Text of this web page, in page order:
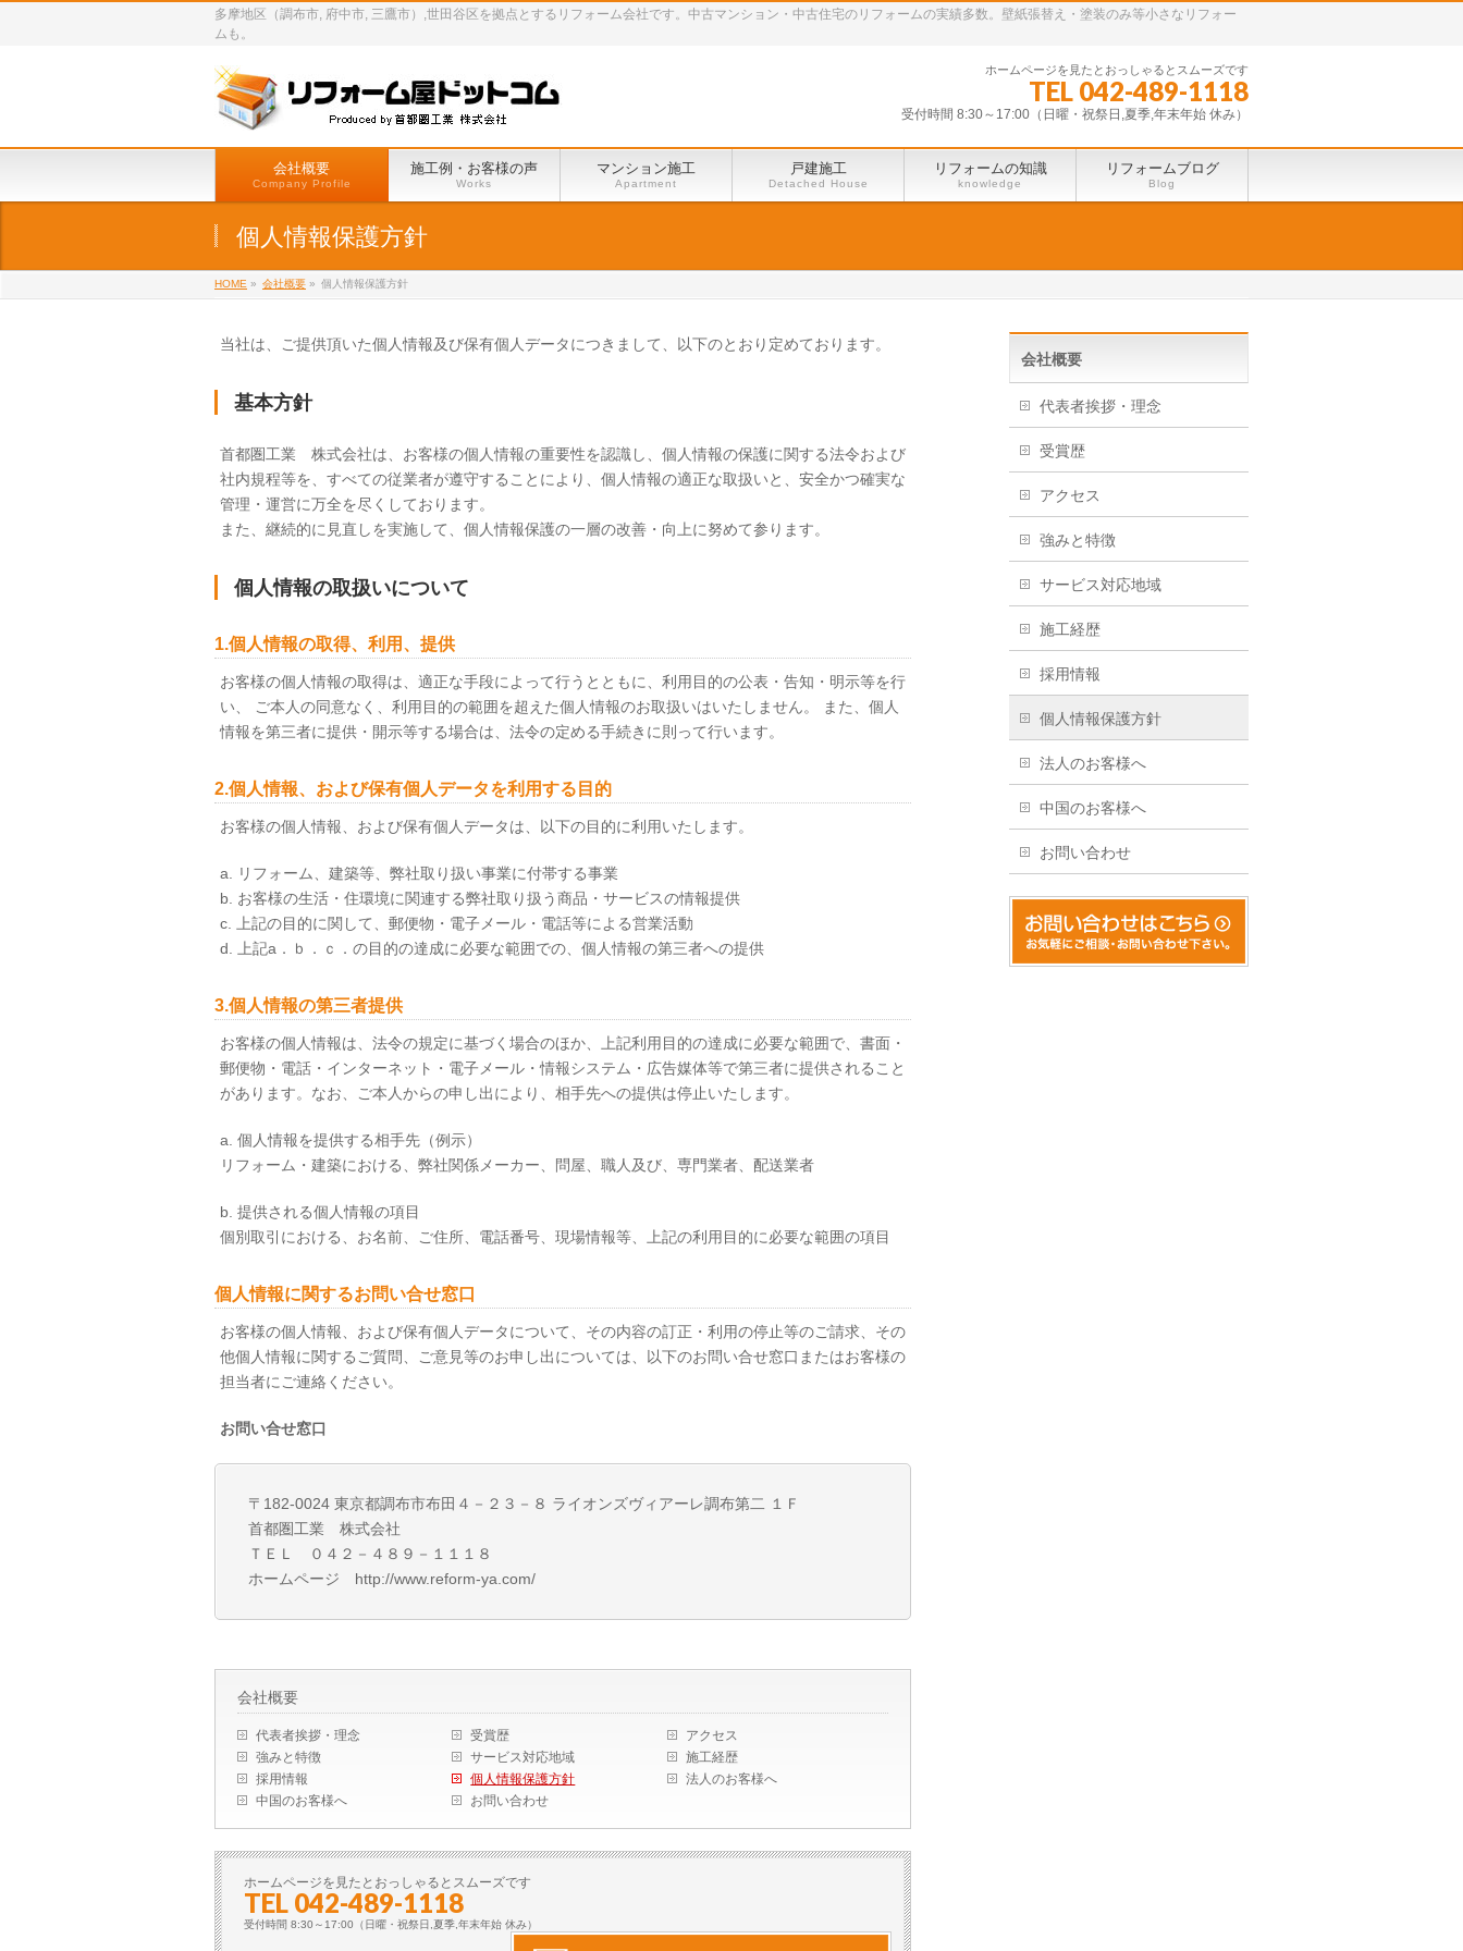
多摩地区（調布市, 府中市, 三鷹市）,世田谷区を拠点とするリフォーム会社です。中古マンション・中古住宅のリフォームの実績多数。壁紙張替え・塗装のみ等小さなリフォー
ムも。
ホームページを見たとおっしゃるとスムーズです
TEL 042-489-1118
受付時間 8:30～17:00（日曜・祝祭日,夏季,年末年始 休み）
会社概要
Company Profile
施工例・お客様の声
Works
マンション施工
Apartment
戸建施工
Detached House
リフォームの知識
knowledge
リフォームブログ
Blog
個人情報保護方針
HOME » 会社概要 » 個人情報保護方針
当社は、ご提供頂いた個人情報及び保有個人データにつきまして、以下のとおり定めております。
基本方針
首都圏工業 株式会社は、お客様の個人情報の重要性を認識し、個人情報の保護に関する法令および
社内規程等を、すべての従業者が遵守することにより、個人情報の適正な取扱いと、安全かつ確実な
管理・運営に万全を尽くしております。
また、継続的に見直しを実施して、個人情報保護の一層の改善・向上に努めて参ります。
個人情報の取扱いについて
1.個人情報の取得、利用、提供
お客様の個人情報の取得は、適正な手段によって行うとともに、利用目的の公表・告知・明示等を行
い、 ご本人の同意なく、利用目的の範囲を超えた個人情報のお取扱いはいたしません。 また、個人
情報を第三者に提供・開示等する場合は、法令の定める手続きに則って行います。
2.個人情報、および保有個人データを利用する目的
お客様の個人情報、および保有個人データは、以下の目的に利用いたします。
a. リフォーム、建築等、弊社取り扱い事業に付帯する事業
b. お客様の生活・住環境に関連する弊社取り扱う商品・サービスの情報提供
c. 上記の目的に関して、郵便物・電子メール・電話等による営業活動
d. 上記a．ｂ．ｃ．の目的の達成に必要な範囲での、個人情報の第三者への提供
3.個人情報の第三者提供
お客様の個人情報は、法令の規定に基づく場合のほか、上記利用目的の達成に必要な範囲で、書面・
郵便物・電話・インターネット・電子メール・情報システム・広告媒体等で第三者に提供されること
があります。なお、ご本人からの申し出により、相手先への提供は停止いたします。
a. 個人情報を提供する相手先（例示）
リフォーム・建築における、弊社関係メーカー、問屋、職人及び、専門業者、配送業者
b. 提供される個人情報の項目
個別取引における、お名前、ご住所、電話番号、現場情報等、上記の利用目的に必要な範囲の項目
個人情報に関するお問い合せ窓口
お客様の個人情報、および保有個人データについて、その内容の訂正・利用の停止等のご請求、その
他個人情報に関するご質問、ご意見等のお申し出については、以下のお問い合せ窓口またはお客様の
担当者にご連絡ください。
お問い合せ窓口
〒182-0024 東京都調布市布田４－２３－８ ライオンズヴィアーレ調布第二 １Ｆ
首都圏工業 株式会社
ＴＥＬ ０４２－４８９－１１１８
ホームページ http://www.reform-ya.com/
会社概要
代表者挨拶・理念 受賞歴
アクセス
強みと特徴
サービス対応地域
施工経歴
採用情報
個人情報保護方針
法人のお客様へ
中国のお客様へ
お問い合わせ
ホームページを見たとおっしゃるとスムーズです
TEL 042-489-1118
受付時間 8:30～17:00（日曜・祝祭日,夏季,年末年始 休み）
会社概要
代表者挨拶・理念
受賞歴
アクセス
強みと特徴
サービス対応地域
施工経歴
採用情報
個人情報保護方針
法人のお客様へ
中国のお客様へ
お問い合わせ